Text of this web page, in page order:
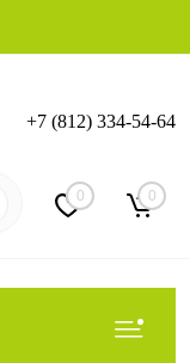
Вход Регистрация
+7 (812) 334-54-64
0 0